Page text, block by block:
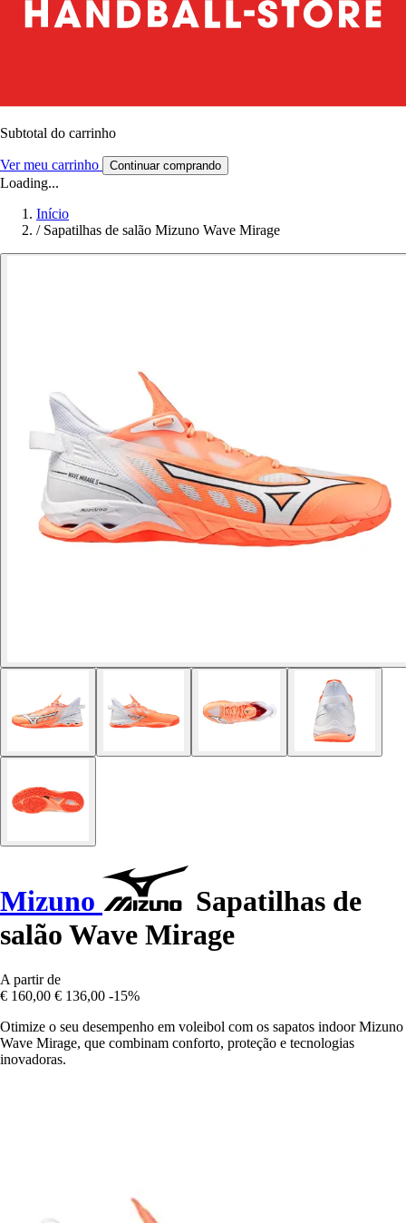
Subtotal do carrinho
Ver meu carrinho Continuar comprando
Loading...
Início
/ Sapatilhas de salão Mizuno Wave Mirage
Mizuno
Sapatilhas de
salão Wave Mirage
A partir de
€ 160,00 € 136,00 -15%
Otimize o seu desempenho em voleibol com os sapatos indoor Mizuno
Wave Mirage, que combinam conforto, proteção e tecnologias
inovadoras.